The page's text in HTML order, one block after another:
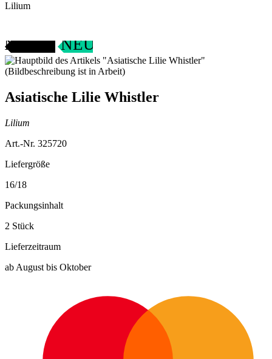
Lilium
NEU
Asiatische Lilie Whistler
Lilium
Art.-Nr. 325720
Liefergröße
16/18
Packungsinhalt
2 Stück
Lieferzeitraum
ab August bis Oktober